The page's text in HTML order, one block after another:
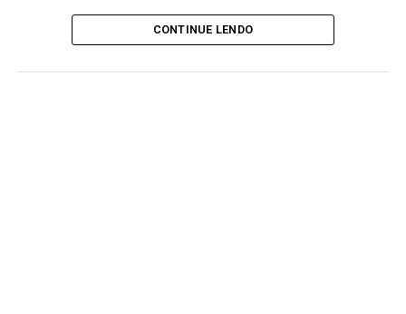
CONTINUE LENDO